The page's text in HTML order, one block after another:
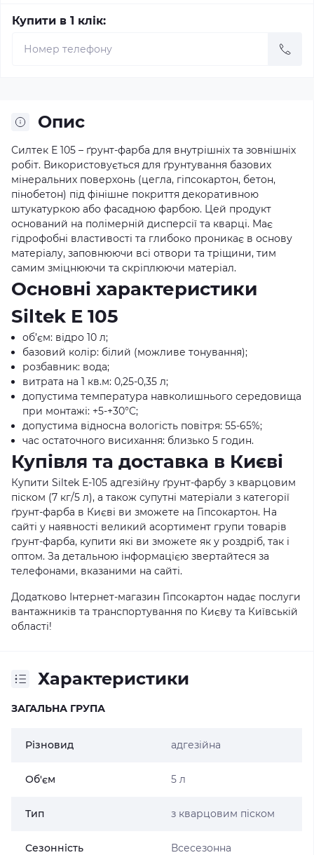
Купити в 1 клік:
Опис
Силтек Е 105 – ґрунт-фарба для внутрішніх та зовнішніх
робіт. Використовується для ґрунтування базових
мінеральних поверхонь (цегла, гіпсокартон, бетон,
пінобетон) під фінішне покриття декоративною
штукатуркою або фасадною фарбою. Цей продукт
оснований на полімерній дисперсії та кварці. Має
гідрофобні властивості та глибоко проникає в основу
матеріалу, заповнюючи всі отвори та тріщини, тим
самим зміцнюючи та скріплюючи матеріал.
Основні характеристики
Siltek E 105
об’єм: відро 10 л;
базовий колір: білий (можливе тонування);
розбавник: вода;
витрата на 1 кв.м: 0,25-0,35 л;
допустима температура навколишнього середовища
при монтажі: +5-+30°C;
допустима відносна вологість повітря: 55-65%;
час остаточного висихання: близько 5 годин.
Купівля та доставка в Києві
Купити Siltek E-105 адгезійну ґрунт-фарбу з кварцовим
піском (7 кг/5 л), а також супутні матеріали з категорії
ґрунт-фарба в Києві ви зможете на Гіпсокартон. На
сайті у наявності великий асортимент групи товарів
ґрунт-фарба, купити які ви зможете як у роздріб, так і
оптом. За детальною інформацією звертайтеся за
телефонами, вказаними на сайті.
Додатково Інтернет-магазин Гіпсокартон надає послуги
вантажників та транспортування по Києву та Київській
області!
Характеристики
ЗАГАЛЬНА ГРУПА
Різновид адгезійна
Об'єм 5 л
Тип з кварцовим піском
Сезонність Всесезонна